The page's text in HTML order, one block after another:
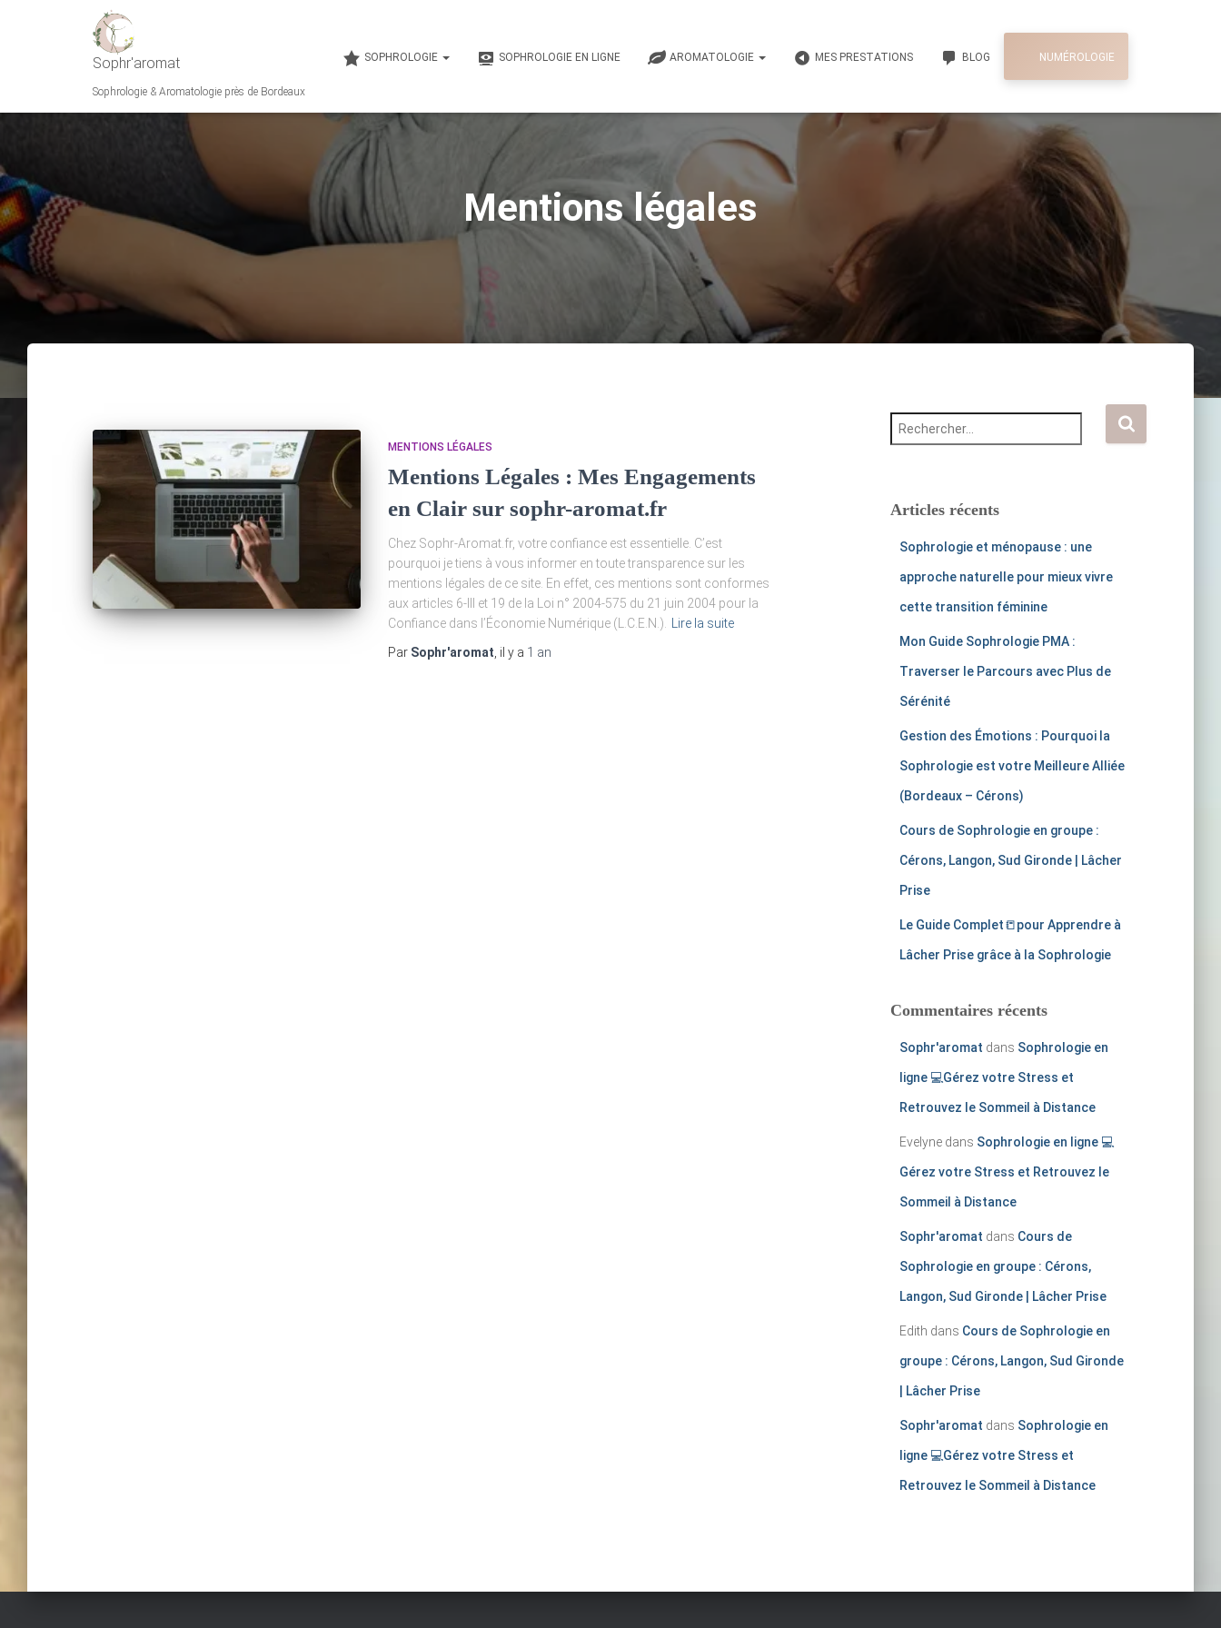
Sophr'aromat
Sophrologie & Aromatologie près de Bordeaux
SOPHROLOGIE SOPHROLOGIE EN LIGNE AROMATOLOGIE MES PRESTATIONS BLOG NUMÉROLOGIE
Mentions légales
MENTIONS LÉGALES
Mentions Légales : Mes Engagements
en Clair sur sophr-aromat.fr
Chez Sophr-Aromat.fr, votre confiance est essentielle. C’est
pourquoi je tiens à vous informer en toute transparence sur les
mentions légales de ce site. En effet, ces mentions sont conformes
aux articles 6-III et 19 de la Loi n° 2004-575 du 21 juin 2004 pour la
Confiance dans l’Économie Numérique (L.C.E.N.).
Lire la suite
Par Sophr'aromat , il y a 1 an
r
Articles récents
Sophrologie et ménopause : une
approche naturelle pour mieux vivre
cette transition féminine
Mon Guide Sophrologie PMA :
Traverser le Parcours avec Plus de
Sérénité
Gestion des Émotions : Pourquoi la
Sophrologie est votre Meilleure Alliée
(Bordeaux – Cérons)
Cours de Sophrologie en groupe :
Cérons, Langon, Sud Gironde | Lâcher
Prise
Le Guide Complet📒​pour Apprendre à
Lâcher Prise grâce à la Sophrologie
Commentaires récents
Sophr'aromat dans Sophrologie en
ligne 💻Gérez votre Stress et
Retrouvez le Sommeil à Distance
Evelynedans Sophrologie en ligne 💻
Gérez votre Stress et Retrouvez le
Sommeil à Distance
Sophr'aromat dans Cours de
Sophrologie en groupe : Cérons,
Langon, Sud Gironde | Lâcher Prise
Edith dans Cours de Sophrologie en
groupe : Cérons, Langon, Sud Gironde
| Lâcher Prise
Sophr'aromat dans Sophrologie en
ligne 💻Gérez votre Stress et
Retrouvez le Sommeil à Distance